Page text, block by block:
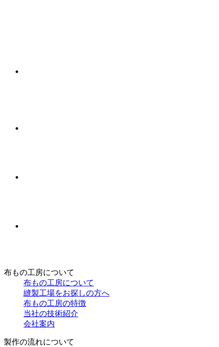
布もの工房について
布もの工房について
縫製工場をお探しの方へ
布もの工房の特徴
当社の技術紹介
会社案内
製作の流れについて